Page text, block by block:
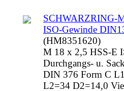
SCHWARZRING-
ISO-Gewinde
(HM8351620)
M 18 x 2,5 HSS-E
Durchgangs- u.
DIN 376 Form C
L2=34 D2=14,0